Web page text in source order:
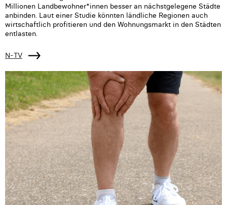
Millionen Landbewohner*innen besser an nächstgelegene Städte
anbinden. Laut einer Studie könnten ländliche Regionen auch
wirtschaftlich profitieren und den Wohnungsmarkt in den Städten
entlasten.
N-TV